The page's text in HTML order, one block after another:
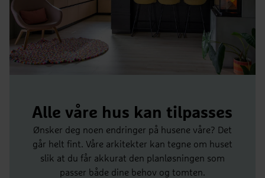
Alle våre hus kan tilpasses
Ønsker deg noen endringer på husene våre? Det
går helt fint. Våre arkitekter kan tegne om huset
slik at du får akkurat den planløsningen som
passer både dine behov og tomten.